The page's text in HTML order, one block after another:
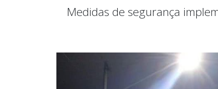
Medidas de segurança